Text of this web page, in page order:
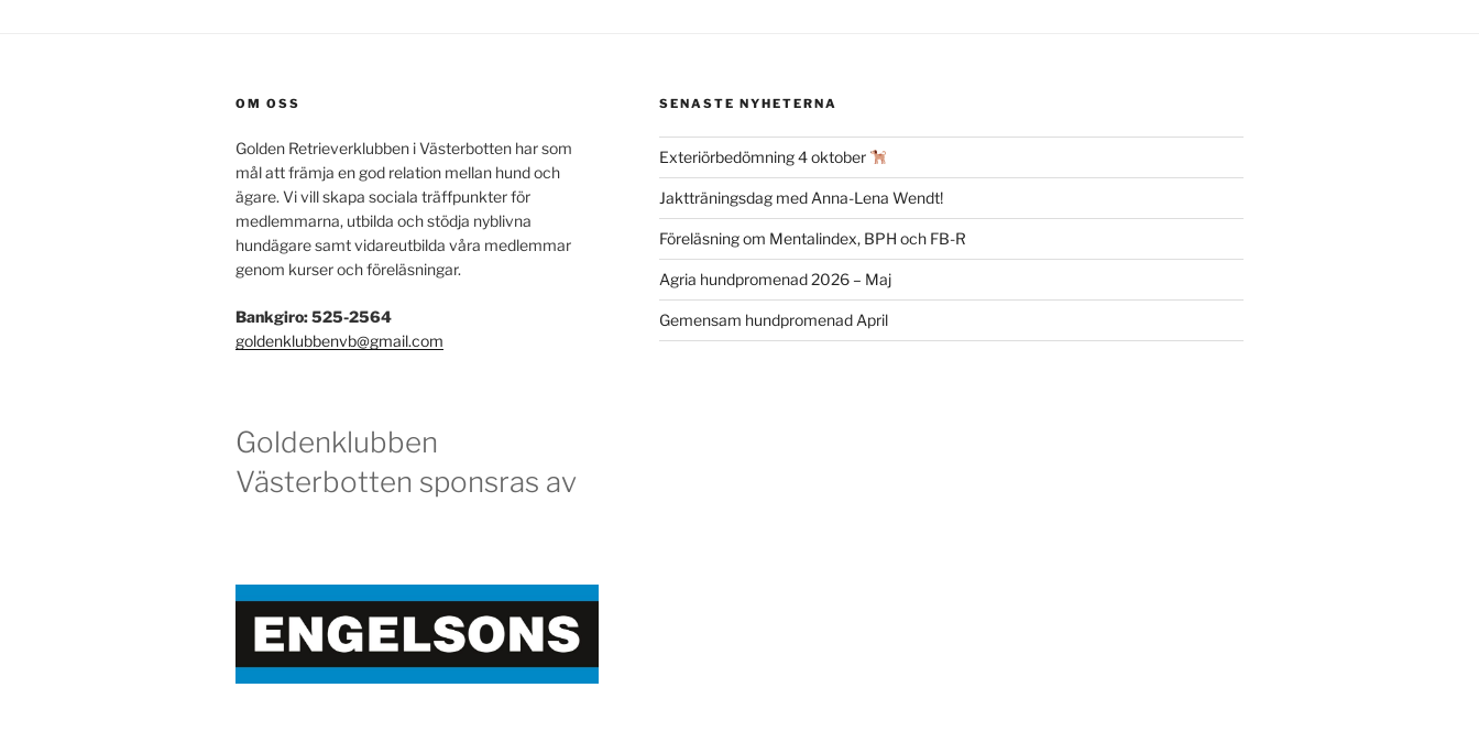
OM OSS
Golden Retrieverklubben i Västerbotten har som
mål att främja en god relation mellan hund och
ägare. Vi vill skapa sociala träffpunkter för
medlemmarna, utbilda och stödja nyblivna
hundägare samt vidareutbilda våra medlemmar
genom kurser och föreläsningar.
Bankgiro: 525-2564
goldenklubbenvb@gmail.com
Goldenklubben
Västerbotten sponsras av
SENASTE NYHETERNA
Exteriörbedömning 4 oktober
Jaktträningsdag med Anna-Lena Wendt!
Föreläsning om Mentalindex, BPH och FB-R
Agria hundpromenad 2026 – Maj
Gemensam hundpromenad April